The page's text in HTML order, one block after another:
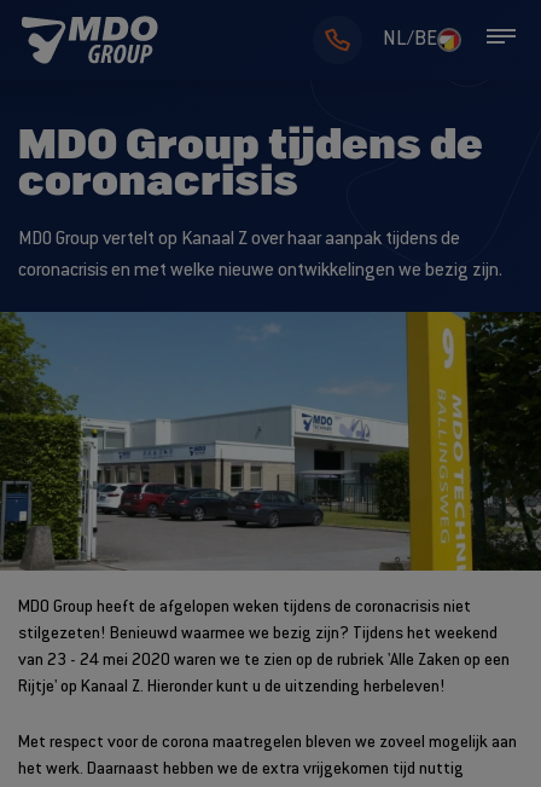
NL/BE
MDO Group tijdens de
coronacrisis
MDO Group vertelt op Kanaal Z over haar aanpak tijdens de
coronacrisis en met welke nieuwe ontwikkelingen we bezig zijn.
MDO Group heeft de afgelopen weken tijdens de coronacrisis niet
stilgezeten! Benieuwd waarmee we bezig zijn? Tijdens het weekend
van 23 - 24 mei 2020 waren we te zien op de rubriek 'Alle Zaken op een
Rijtje' op Kanaal Z. Hieronder kunt u de uitzending herbeleven!
Met respect voor de corona maatregelen bleven we zoveel mogelijk aan
het werk. Daarnaast hebben we de extra vrijgekomen tijd nuttig